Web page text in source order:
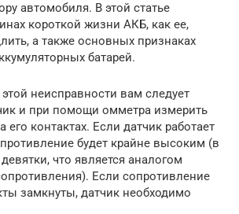
автомобиля. В этой статье
короткой жизни АКБ, как ее,
а также основных признаках
батарей.
неисправности вам следует
и при помощи омметра измерить
его контактах. Если датчик работает
будет крайне высоким (в
что является аналогом
Если сопротивление
замкнуты, датчик необходимо